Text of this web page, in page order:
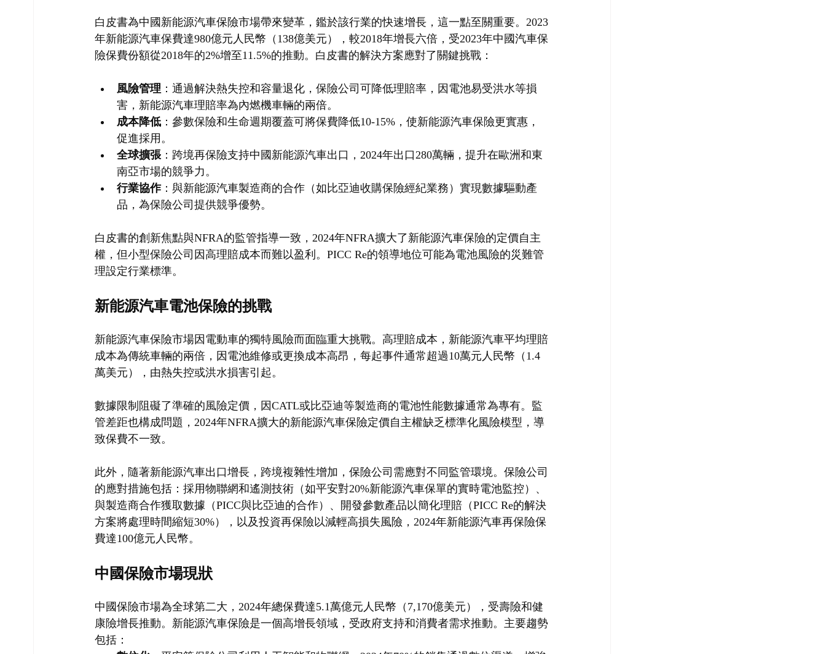
白皮書為中國新能源汽車保險市場帶來變革，鑑於該行業的快速增長，這一點至關重要。2023
年新能源汽車保費達980億元人民幣（138億美元），較2018年增長六倍，受2023年中國汽車保
險保費份額從2018年的2%增至11.5%的推動。白皮書的解決方案應對了關鍵挑戰：
風險管理 ：通過解決熱失控和容量退化，保險公司可降低理賠率，因電池易受洪水等損
害，新能源汽車理賠率為內燃機車輛的兩倍。
成本降低：參數保險和生命週期覆蓋可將保費降低10-15%，使新能源汽車保險更實惠，
促進採用。
全球擴張：跨境再保險支持中國新能源汽車出口，2024年出口280萬輛，提升在歐洲和東
南亞市場的競爭力。
行業協作：與新能源汽車製造商的合作（如比亞迪收購保險經紀業務）實現數據驅動產
品，為保險公司提供競爭優勢。
白皮書的創新焦點與NFRA的監管指導一致，2024年NFRA擴大了新能源汽車保險的定價自主
權，但小型保險公司因高理賠成本而難以盈利。PICC Re的領導地位可能為電池風險的災難管
理設定行業標準。
新能源汽車電池保險的挑戰
新能源汽車保險市場因電動車的獨特風險而面臨重大挑戰。高理賠成本，新能源汽車平均理賠
成本為傳統車輛的兩倍，因電池維修或更換成本高昂，每起事件通常超過10萬元人民幣（1.4
萬美元），由熱失控或洪水損害引起。
數據限制阻礙了準確的風險定價，因CATL或比亞迪等製造商的電池性能數據通常為專有。監
管差距也構成問題，2024年NFRA擴大的新能源汽車保險定價自主權缺乏標準化風險模型，導
致保費不一致。
此外，隨著新能源汽車出口增長，跨境複雜性增加，保險公司需應對不同監管環境。保險公司
的應對措施包括：採用物聯網和遙測技術（如平安對20%新能源汽車保單的實時電池監控）、
與製造商合作獲取數據（PICC與比亞迪的合作）、開發參數產品以簡化理賠（PICC Re的解決
方案將處理時間縮短30%），以及投資再保險以減輕高損失風險，2024年新能源汽車再保險保
費達100億元人民幣。
中國保險市場現狀
中國保險市場為全球第二大，2024年總保費達5.1萬億元人民幣（7,170億美元），受壽險和健
康險增長推動。新能源汽車保險是一個高增長領域，受政府支持和消費者需求推動。主要趨勢
包括：